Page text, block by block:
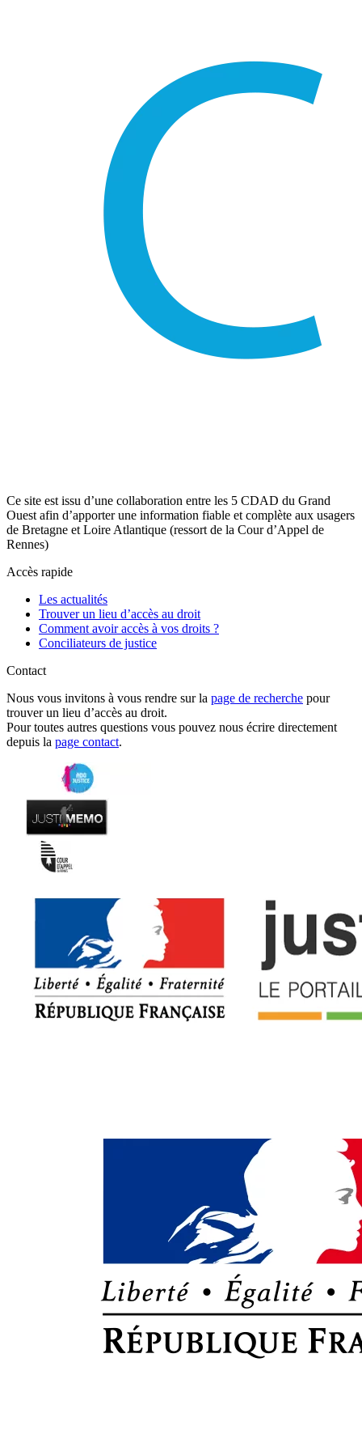
Ce site est issu d’une collaboration entre les 5 CDAD du Grand
Ouest afin d’apporter une information fiable et complète aux usagers
de Bretagne et Loire Atlantique (ressort de la Cour d’Appel de
Rennes)
Accès rapide
Les actualités
Trouver un lieu d’accès au droit
Comment avoir accès à vos droits ?
Conciliateurs de justice
Contact
Nous vous invitons à vous rendre sur la page de recherche pour
trouver un lieu d’accès au droit.
Pour toutes autres questions vous pouvez nous écrire directement
depuis la page contact.